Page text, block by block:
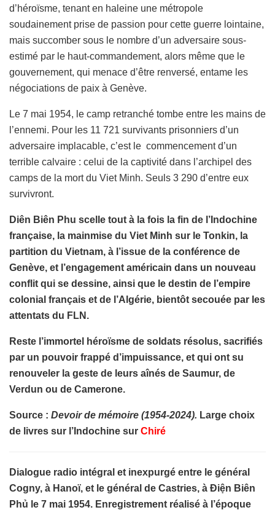
d’héroïsme, tenant en haleine une métropole
soudainement prise de passion pour cette guerre lointaine,
mais succomber sous le nombre d’un adversaire sous-
estimé par le haut-commandement, alors même que le
gouvernement, qui menace d’être renversé, entame les
négociations de paix à Genève.
Le 7 mai 1954, le camp retranché tombe entre les mains de
l’ennemi. Pour les 11 721 survivants prisonniers d’un
adversaire implacable, c’est le commencement d’un
terrible calvaire : celui de la captivité dans l’archipel des
camps de la mort du Viet Minh. Seuls 3 290 d’entre eux
survivront.
Diên Biên Phu scelle tout à la fois la fin de l’Indochine
française, la mainmise du Viet Minh sur le Tonkin, la
partition du Vietnam, à l’issue de la conférence de
Genève, et l’engagement américain dans un nouveau
conflit qui se dessine, ainsi que le destin de l’empire
colonial français et de l’Algérie, bientôt secouée par les
attentats du FLN.
Reste l’immortel héroïsme de soldats résolus, sacrifiés
par un pouvoir frappé d’impuissance, et qui ont su
renouveler la geste de leurs aînés de Saumur, de
Verdun ou de Camerone.
Source : Devoir de mémoire (1954-2024). Large choix
de livres sur l’Indochine sur Chiré
Dialogue radio intégral et inexpurgé entre le général
Cogny, à Hanoï, et le général de Castries, à Điện Biên
Phủ le 7 mai 1954. Enregistrement réalisé à l’époque